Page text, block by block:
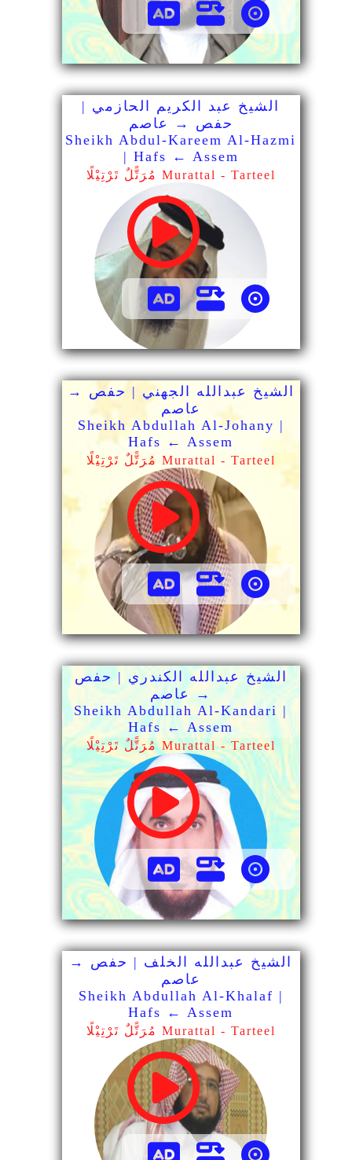
الشيخ عبد الكريم الحازمي |
حفص → عاصم
Sheikh Abdul-Kareem Al-Hazmi
| Hafs ← Assem
مُرَتًّلٌ تَرْتِيْلًا Murattal - Tarteel
الشيخ عبدالله الجهني | حفص →
عاصم
Sheikh Abdullah Al-Johany |
Hafs ← Assem
مُرَتًّلٌ تَرْتِيْلًا Murattal - Tarteel
الشيخ عبدالله الكندري | حفص
→ عاصم
Sheikh Abdullah Al-Kandari |
Hafs ← Assem
مُرَتًّلٌ تَرْتِيْلًا Murattal - Tarteel
الشيخ عبدالله الخلف | حفص →
عاصم
Sheikh Abdullah Al-Khalaf |
Hafs ← Assem
مُرَتًّلٌ تَرْتِيْلًا Murattal - Tarteel